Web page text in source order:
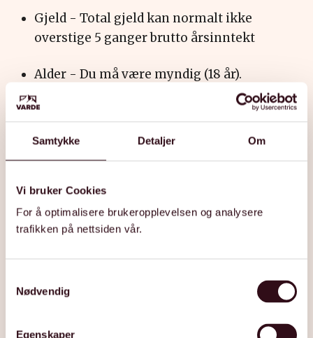
Samtykke Detaljer Om
Vi bruker Cookies
For å optimalisere brukeropplevelsen og analysere
trafikken på nettsiden vår.
Nødvendig
Egenskaper
Gjeld - Total gjeld kan normalt ikke
overstige 5 ganger brutto årsinntekt
Alder - Du må være myndig (18 år).
Hva om du ikke eier bolig selv?
Du trenger ikke å eie boligen din alene. Det
finnes to alternative muligheter:
familiemedlem kan stille seg som
medlåntaker på lånet. Da brukes gjerne begge